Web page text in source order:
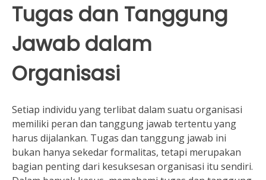
Tugas dan Tanggung
Jawab dalam
Organisasi
Setiap individu yang terlibat dalam suatu organisasi
memiliki peran dan tanggung jawab tertentu yang
harus dijalankan. Tugas dan tanggung jawab ini
bukan hanya sekedar formalitas, tetapi merupakan
bagian penting dari kesuksesan organisasi itu sendiri.